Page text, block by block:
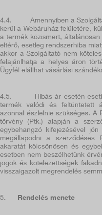
4.4.
Amennyiben a
kerül a Webáruház felületére,
a termék közismert,
eltérő, esetleg rendszerhiba
akkor a Szolgáltató nem
felajánlhatja a helyes áron
Ügyfél elállhat vásárlási
4.5.
Hibás ár esetén
termék valódi és feltüntetett
azonnal észlelnie szükséges. A
törvény (Ptk.) alapján a
egybehangzó kifejezésével
megállapodni a
akaratát kölcsönösen és
esetben nem beszélhetünk
jogok és kötelezettségek
visszaigazolt megrendelés
5. Rendelés menete